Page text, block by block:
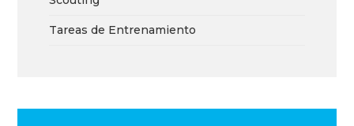
Tareas de Entrenamiento